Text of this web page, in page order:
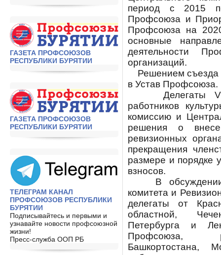
ГАЗЕТА ПРОФСОЮЗОВ
РЕСПУБЛИКИ БУРЯТИИ
ГАЗЕТА ПРОФСОЮЗОВ
РЕСПУБЛИКИ БУРЯТИИ
ТЕЛЕГРАМ КАНАЛ
ПРОФСОЮЗОВ РЕСПУБЛИКИ
БУРЯТИИ
Подписывайтесь и первыми и
узнавайте новости профсоюзной
жизни!
Пресс-служба ООП РБ
период с 2015
Профсоюза и
Профсоюза на
основные
деятельности
организаций.
Решением съезда
в Устав Профсоюза.
Делегаты VII
работников
комиссию и
решения о
ревизионных
прекращения
размере и порядке
взносов.
В обсуждении
комитета и
делегаты от
областной,
Петербурга и
Профсоюза,
Башкортостана,